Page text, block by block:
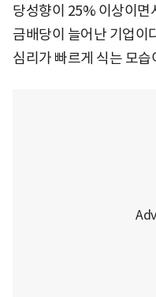
당성향이 25% 이상이면
금배당이 늘어난 기업이
심리가 빠르게 식는 모습